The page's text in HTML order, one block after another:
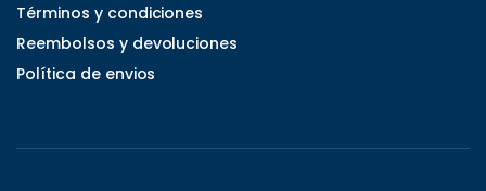
Términos y condiciones
Reembolsos y devoluciones
Política de envios